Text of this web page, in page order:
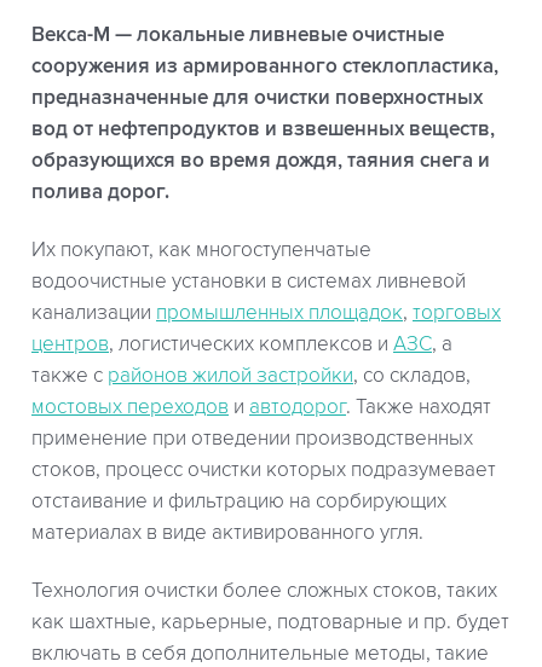
Векса-М — локальные ливневые очистные
сооружения из армированного стеклопластика,
предназначенные для очистки поверхностных
вод от нефтепродуктов и взвешенных веществ,
образующихся во время дождя, таяния снега и
полива дорог.
Их покупают, как многоступенчатые
водоочистные установки в системах ливневой
канализации промышленных площадок, торговых
центров, логистических комплексов и АЗС, а
также с районов жилой застройки, со складов,
мостовых переходов и автодорог. Также находят
применение при отведении производственных
стоков, процесс очистки которых подразумевает
отстаивание и фильтрацию на сорбирующих
материалах в виде активированного угля.
Технология очистки более сложных стоков, таких
как шахтные, карьерные, подтоварные и пр. будет
включать в себя дополнительные методы, такие